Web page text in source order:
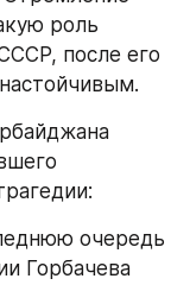
роль
после его
очередь
Горбачева